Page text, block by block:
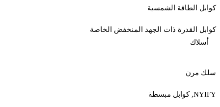
كوابل الطاقة الشمسية
كوابل القدرة ذات الجهد المنخفض الخاصة
أسلاك
سلك مرن
NYIFY, كوابل مبسطة